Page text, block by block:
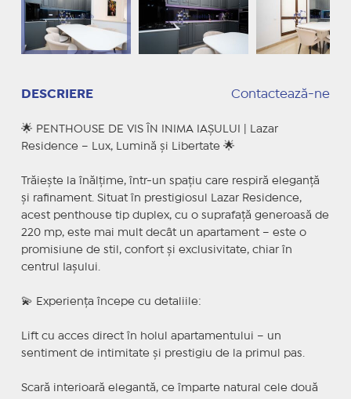
DESCRIERE Contactează-ne
🌟 PENTHOUSE DE VIS ÎN INIMA IAȘULUI | Lazar
Residence – Lux, Lumină și Libertate 🌟
Trăiește la înălțime, într-un spațiu care respiră eleganță
și rafinament. Situat în prestigiosul Lazar Residence,
acest penthouse tip duplex, cu o suprafață generoasă de
220 mp, este mai mult decât un apartament – este o
promisiune de stil, confort și exclusivitate, chiar în
centrul Iașului.
💫 Experiența începe cu detaliile:
Lift cu acces direct în holul apartamentului – un
sentiment de intimitate și prestigiu de la primul pas.
Scară interioară elegantă, ce împarte natural cele două